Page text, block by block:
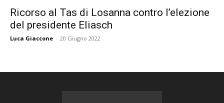
Ricorso al Tas di Losanna contro l’elezione
del presidente Eliasch
Luca Giaccone - 20 Giugno 2022